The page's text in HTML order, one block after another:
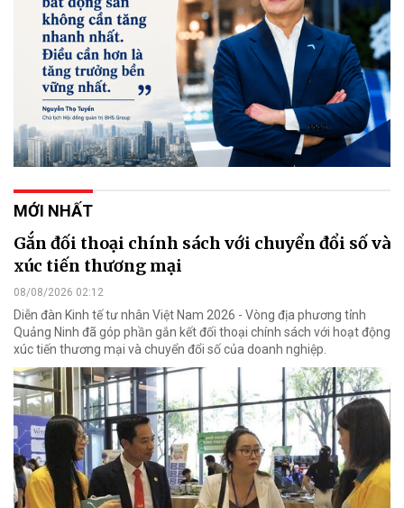
MỚI NHẤT
Gắn đối thoại chính sách với chuyển đổi số và
xúc tiến thương mại
08/08/2026 02:12
Diễn đàn Kinh tế tư nhân Việt Nam 2026 - Vòng địa phương tỉnh
Quảng Ninh đã góp phần gắn kết đối thoại chính sách với hoạt động
xúc tiến thương mại và chuyển đổi số của doanh nghiệp.